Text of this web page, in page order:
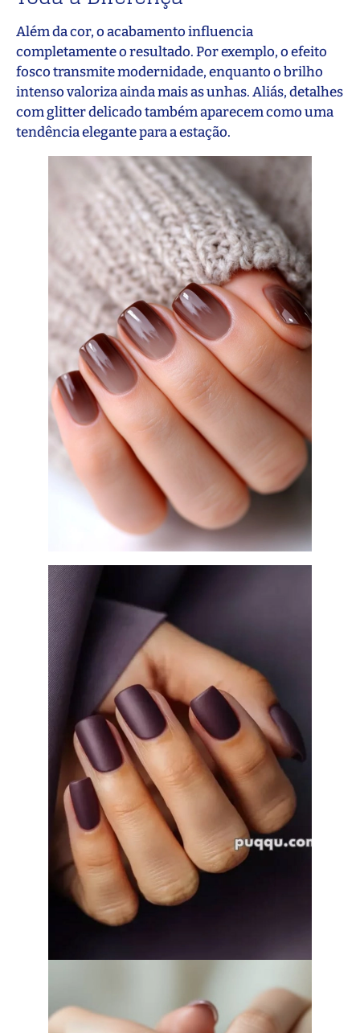
Além da cor, o acabamento influencia
completamente o resultado. Por exemplo, o efeito
fosco transmite modernidade, enquanto o brilho
intenso valoriza ainda mais as unhas. Aliás, detalhes
com glitter delicado também aparecem como uma
tendência elegante para a estação.